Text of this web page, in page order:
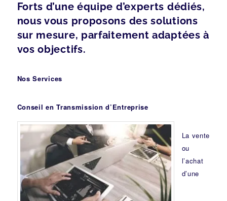
Forts d’une équipe d’experts dédiés,
nous vous proposons des solutions
sur mesure, parfaitement adaptées à
vos objectifs.
Nos Services
Conseil en Transmission d’Entreprise
La vente
ou
l’achat
d’une